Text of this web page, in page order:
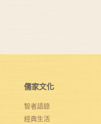
儒家文化
智者語錄
經典生活